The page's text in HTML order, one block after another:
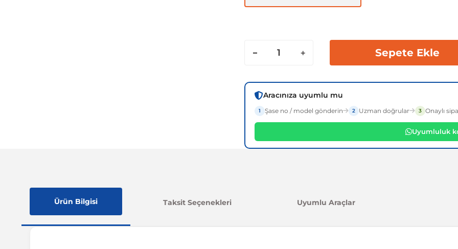
Sepete Ekle
Aracınıza uyumlu mu
1 Şase no / model gönderin 2 Uzman doğrular 3 Onaylı
Uyumluluk
Ürün Bilgisi Taksit Seçenekleri Uyumlu Araçlar